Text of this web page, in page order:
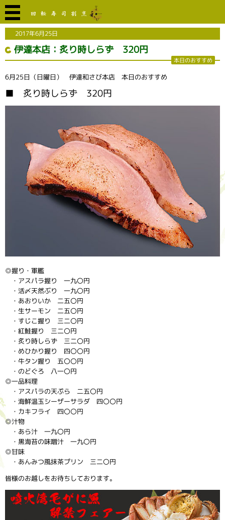
2017年6月25日
伊達本店：炙り時しらず 320円
本日のおすすめ
6月25日（日曜日） 伊達和さび本店 本日のおすすめ
■ 炙り時しらず 320円
◎握り・軍艦
・アスパラ握り 一九〇円
・活〆天然ぶり 一九〇円
・あおりいか 二五〇円
・生サーモン 二五〇円
・すじこ握り 三二〇円
・紅鮭握り 三二〇円
・炙り時しらず 三二〇円
・めひかり握り 四〇〇円
・牛タン握り 五〇〇円
・のどぐろ 八一〇円
◎一品料理
・アスパラの天ぷら 二五〇円
・海鮮温玉シーザーサラダ 四〇〇円
・カキフライ 四〇〇円
◎汁物
・あら汁 一九〇円
・黒海苔の味噌汁 一九〇円
◎甘味
・あんみつ風抹茶プリン 三二〇円
皆様のお越しをお待ちしております。